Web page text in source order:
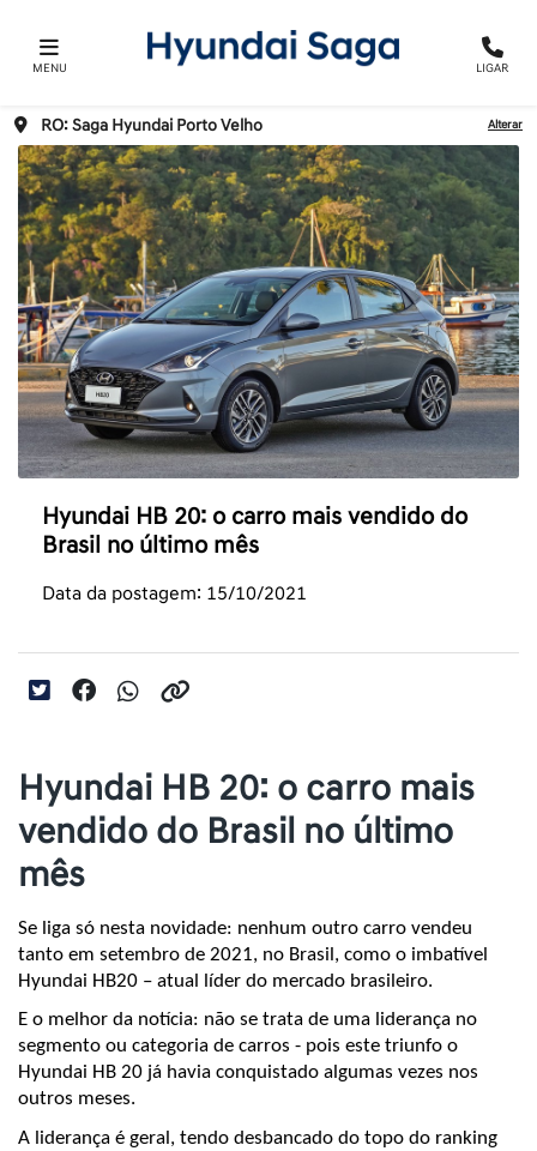
MENU LIGAR
RO: Saga Hyundai Porto Velho Alterar
Hyundai HB 20: o carro mais vendido do
Brasil no último mês
Data da postagem: 15/10/2021
Hyundai HB 20: o carro mais
vendido do Brasil no último
mês
Se liga só nesta novidade: nenhum outro carro vendeu
tanto em setembro de 2021, no Brasil, como o imbatível
Hyundai HB20 – atual líder do mercado brasileiro.
E o melhor da notícia: não se trata de uma liderança no
segmento ou categoria de carros - pois este triunfo o
Hyundai HB 20 já havia conquistado algumas vezes nos
outros meses.
A liderança é geral, tendo desbancado do topo do ranking